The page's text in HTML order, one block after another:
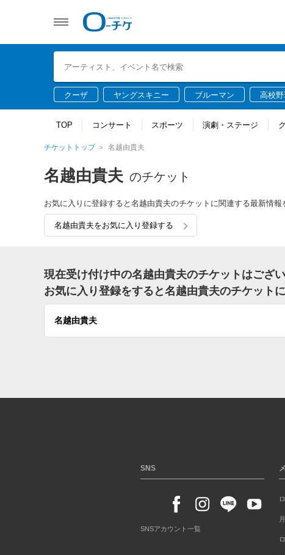
クーザ ヤングスキニー ブルーマン 高校
TOP コンサート スポーツ 演劇・ステージ
チケットトップ 名越由貴夫
名越由貴夫 のチケット
お気に入りに登録すると名越由貴夫のチケットに関連する最新情報
名越由貴夫をお気に入り登録する
現在受け付け中の名越由貴夫のチケットはござい
お気に入り登録をすると名越由貴夫のチケット
名越由貴夫
SNS
SNSアカウント一覧